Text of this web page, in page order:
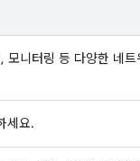
모니터링 등 다양한 네
세요.